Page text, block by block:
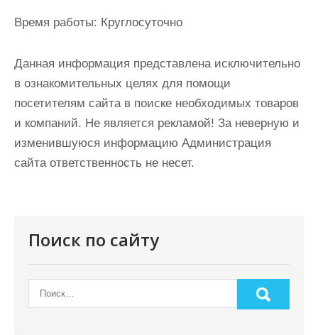
Время работы: Круглосуточно
Данная информация представлена исключительно
в ознакомительных целях для помощи
посетителям сайта в поиске необходимых товаров
и компаний. Не является рекламой! За неверную и
изменившуюся информацию Администрация
сайта ответственность не несет.
Поиск по сайту